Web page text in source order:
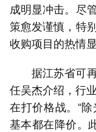
成明显冲击。尽
策愈发谨慎，特
收购项目的热情显
据江苏省可
任吴杰介绍，行
在打价格战。“
基本都在降价。